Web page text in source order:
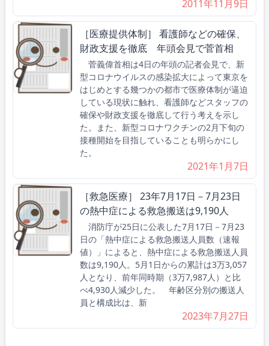
2011年11月9日
［医療提供体制］ 看護師などの確保、
財政支援を徹底 年頭会見で菅首相
菅義偉首相は4日の年頭の記者会見で、新
型コロナウイルスの感染拡大によって東京を
はじめとする幾つかの都市で医療体制が逼迫
している現状に触れ、看護師などスタッフの
確保や財政支援を徹底して行う考えを示し
た。また、新型コロナワクチンの2月下旬の
接種開始を目指していることも明らかにし
た。
2021年1月7日
［救急医療］ 23年7月17日－7月23日
の熱中症による救急搬送は9,190人
消防庁が25日に公表した7月17日－7月23
日の「熱中症による救急搬送人員数（速報
値）」によると、熱中症による救急搬送人員
数は9,190人。5月1日からの累計は3万3,057
人となり、前年同時期（3万7,987人）と比
べ4,930人減少した。 年齢区分別の搬送人
員と構成比は、新
2023年7月27日